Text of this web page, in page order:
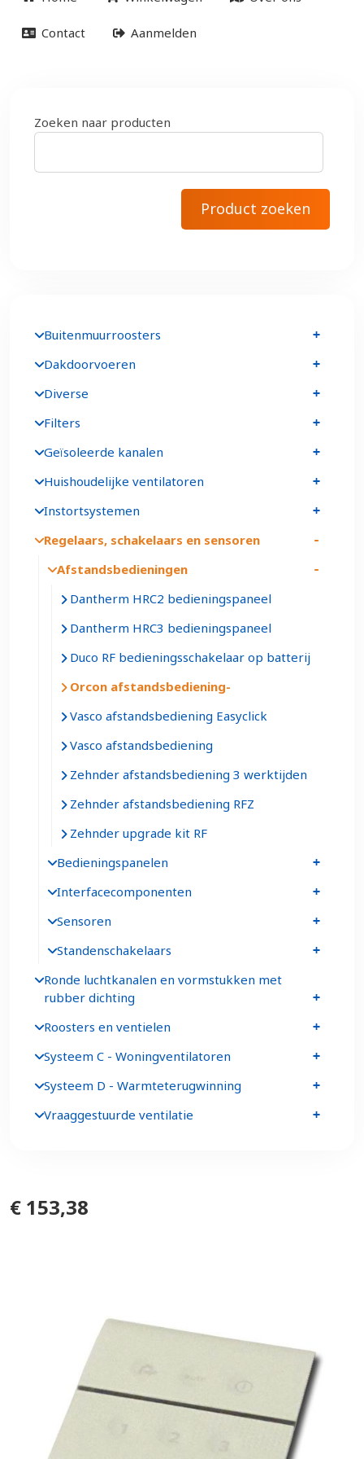
Contact Aanmelden
€ 153,38
Zoeken naar producten
Buitenmuurroosters
Dakdoorvoeren
Diverse
Filters
Geïsoleerde kanalen
Huishoudelijke ventilatoren
Instortsystemen
Regelaars, schakelaars en sensoren
Afstandsbedieningen
Dantherm HRC2 bedieningspaneel
Dantherm HRC3 bedieningspaneel
Duco RF bedieningsschakelaar op batterij
Orcon afstandsbediening
Vasco afstandsbediening Easyclick
Vasco afstandsbediening
Zehnder afstandsbediening 3 werktijden
Zehnder afstandsbediening RFZ
Zehnder upgrade kit RF
Bedieningspanelen
Interfacecomponenten
Sensoren
Standenschakelaars
Ronde luchtkanalen en vormstukken met
rubber dichting
Roosters en ventielen
Systeem C - Woningventilatoren
Systeem D - Warmteterugwinning
Vraaggestuurde ventilatie